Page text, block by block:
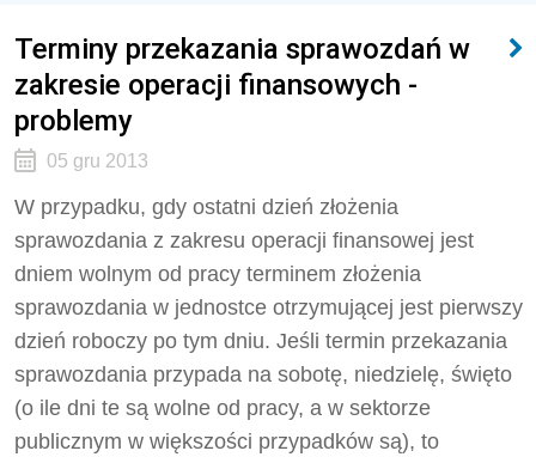
Terminy przekazania sprawozdań w
zakresie operacji finansowych -
problemy
05 gru 2013
W przypadku, gdy ostatni dzień złożenia
sprawozdania z zakresu operacji finansowej jest
dniem wolnym od pracy terminem złożenia
sprawozdania w jednostce otrzymującej jest pierwszy
dzień roboczy po tym dniu. Jeśli termin przekazania
sprawozdania przypada na sobotę, niedzielę, święto
(o ile dni te są wolne od pracy, a w sektorze
publicznym w większości przypadków są), to